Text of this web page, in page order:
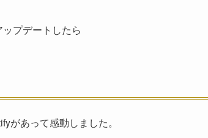
プデートしたら
があって感動しました。